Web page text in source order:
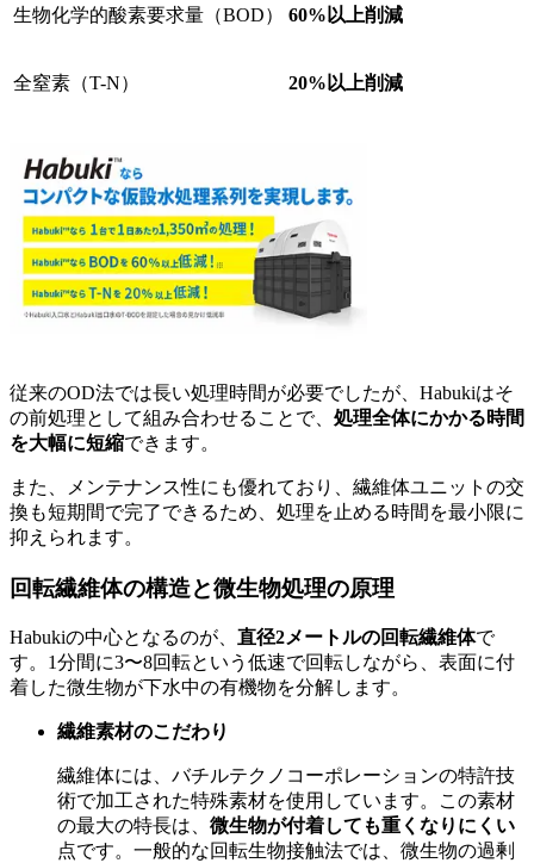
生物化学的酸素要求量（BOD） 60%以上削減
全窒素（T-N） 20%以上削減
従来のOD法では長い処理時間が必要でしたが、Habukiはそ
の前処理として組み合わせることで、 処理全体にかかる時間
を大幅に短縮できます。
また、メンテナンス性にも優れており、繊維体ユニットの交
換も短期間で完了できるため、処理を止める時間を最小限に
抑えられます。
回転繊維体の構造と微生物処理の原理
Habukiの中心となるのが、 直径2メートルの回転繊維体で
す。1分間に3〜8回転という低速で回転しながら、表面に付
着した微生物が下水中の有機物を分解します。
繊維素材のこだわり
繊維体には、バチルテクノコーポレーションの特許技
術で加工された特殊素材を使用しています。この素材
の最大の特長は、 微生物が付着しても重くなりにくい
点です。一般的な回転生物接触法では、微生物の過剰